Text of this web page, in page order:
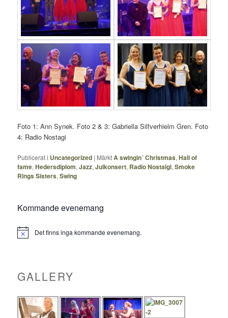
Foto 1: Ann Synek. Foto 2 & 3: Gabriella Silfverhielm Gren. Foto
4: Radio Nostagi
Publicerat i Uncategorized | MärktA swingin´ Christmas,Hall of
fame,Hedersdiplom,Jazz,Julkonsert, Radio Nostalgi,Smoke
Rings Sisters,Swing
Kommande evenemang
Notis Det finns inga kommande evenemang.
GALLERY